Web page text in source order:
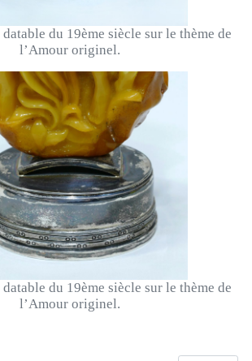
datable du 19ème siècle sur le thème de
l’Amour originel.
datable du 19ème siècle sur le thème de
l’Amour originel.